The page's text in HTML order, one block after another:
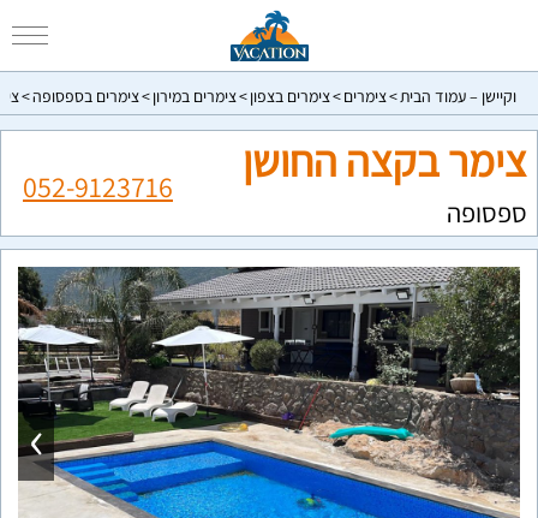
וקיישן – עמוד הבית צימרים צימרים בצפון צימרים במירון צימרים בספסופה
צימר בקצה החושן
ספסופה
052-9123716
›